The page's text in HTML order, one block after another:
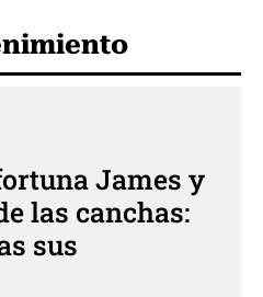
James y
las canchas:
sus